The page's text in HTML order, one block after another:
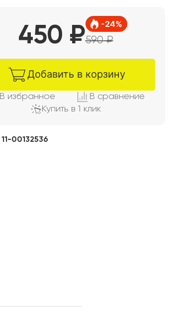
11-00132536
450 ₽ -24%
590₽
Добавить в корзину
В избранное В сравнение
Купить в 1 клик